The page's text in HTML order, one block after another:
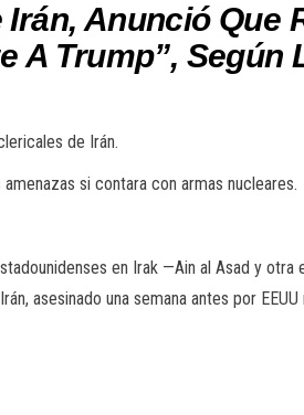
Anunció Que
A Trump”, Según
de Irán.
si contara con armas nucleares.
en Irak —Ain al Asad y
asesinado una semana antes por